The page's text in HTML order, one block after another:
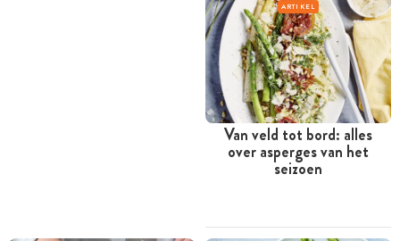
ARTIKEL
Van veld tot bord: alles
over asperges van het
seizoen